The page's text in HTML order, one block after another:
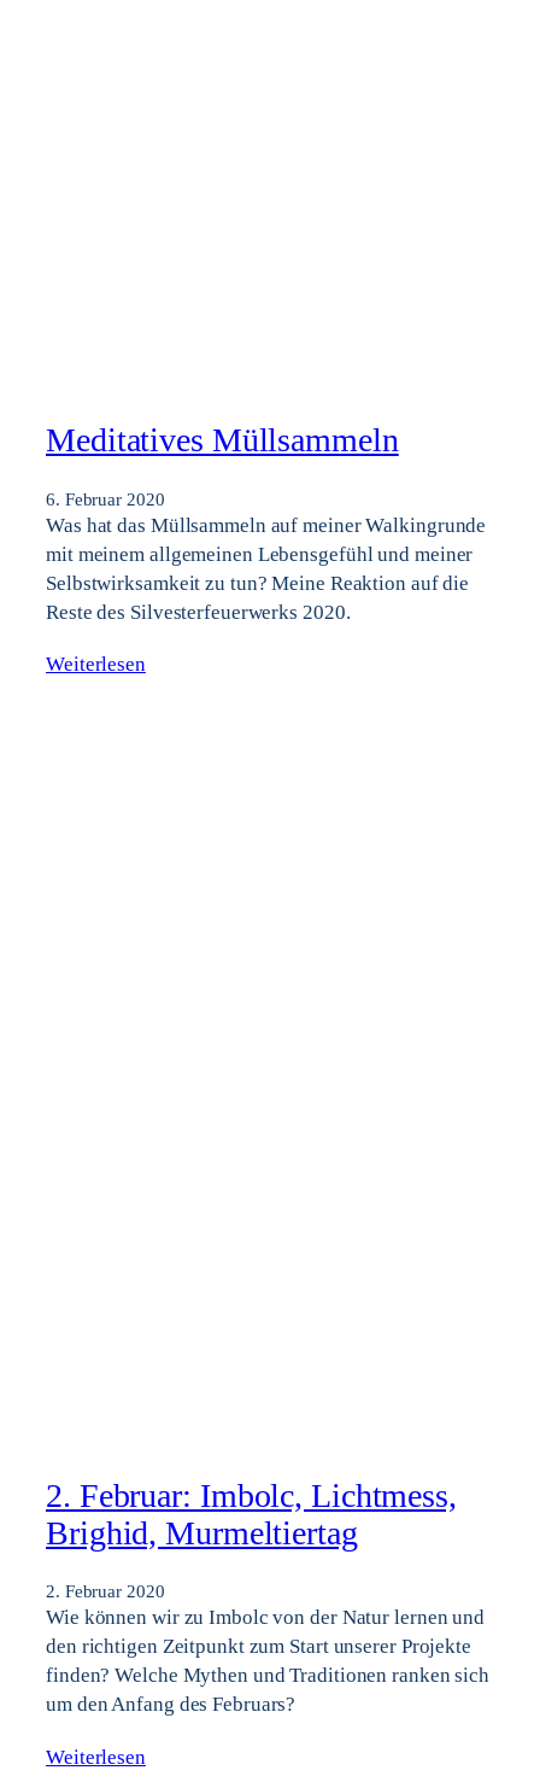
Meditatives Müllsammeln
6. Februar 2020
Was hat das Müllsammeln auf meiner Walkingrunde
mit meinem allgemeinen Lebensgefühl und meiner
Selbstwirksamkeit zu tun? Meine Reaktion auf die
Reste des Silvesterfeuerwerks 2020.
Weiterlesen
2. Februar: Imbolc, Lichtmess,
Brighid, Murmeltiertag
2. Februar 2020
Wie können wir zu Imbolc von der Natur lernen und
den richtigen Zeitpunkt zum Start unserer Projekte
finden? Welche Mythen und Traditionen ranken sich
um den Anfang des Februars?
Weiterlesen